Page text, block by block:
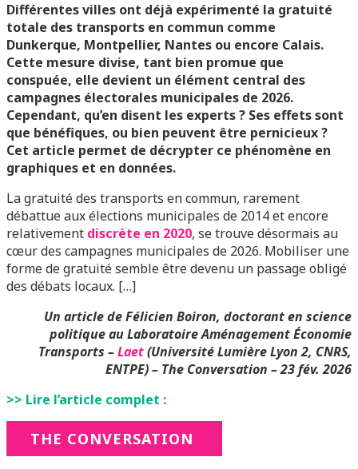
Différentes villes ont déjà expérimenté la gratuité
totale des transports en commun comme
Dunkerque, Montpellier, Nantes ou encore Calais.
Cette mesure divise, tant bien promue que
conspuée, elle devient un élément central des
campagnes électorales municipales de 2026.
Cependant, qu’en disent les experts ? Ses effets sont
que bénéfiques, ou bien peuvent être pernicieux ?
Cet article permet de décrypter ce phénomène en
graphiques et en données.
La gratuité des transports en commun, rarement
débattue aux élections municipales de 2014 et encore
relativement discrète en 2020, se trouve désormais au
cœur des campagnes municipales de 2026. Mobiliser une
forme de gratuité semble être devenu un passage obligé
des débats locaux. […]
Un article de Félicien Boiron, doctorant en science
politique au Laboratoire Aménagement Économie
Transports –Laet(Université Lumière Lyon 2, CNRS,
ENTPE) – The Conversation – 23 fév. 2026
>> Lire l’article complet :
THE CONVERSATION